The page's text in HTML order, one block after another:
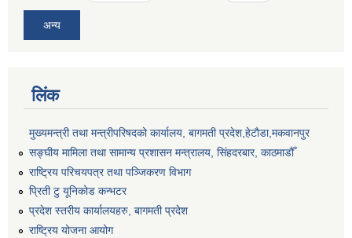
अन्य
लिंक
मुख्यमन्त्री तथा मन्त्रीपरिषदको कार्यालय, बागमती प्रदेश,हेटाैडा,मकवानपुर
सङ्‍घीय मामिला तथा सामान्य प्रशासन मन्त्रालय, सिंहदरबार, काठमाडौँ
राष्ट्रिय परिचयपत्र तथा पञ्जिकरण विभाग
प्रिती टु यूनिकोड कन्भटर
प्रदेश स्तरीय कार्यालयहरु, बागमती प्रदेश
राष्ट्रिय योजना आयोग